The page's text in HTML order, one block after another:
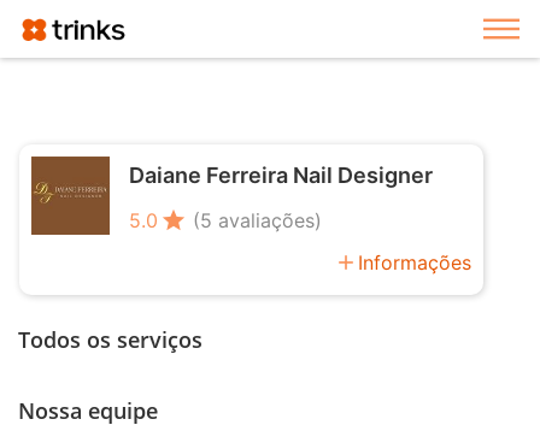
Daiane Ferreira Nail Designer
5.0 star (5 avaliações)
add Informações
Todos os serviços
Nossa equipe